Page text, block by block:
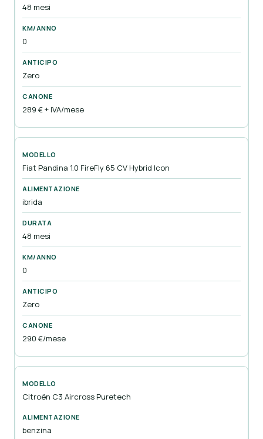
48 mesi
0
Zero
289 € + IVA/mese
Fiat Pandina 1.0 FireFly 65 CV Hybrid Icon
ibrida
48 mesi
0
Zero
290 €/mese
Citroën C3 Aircross Puretech
benzina